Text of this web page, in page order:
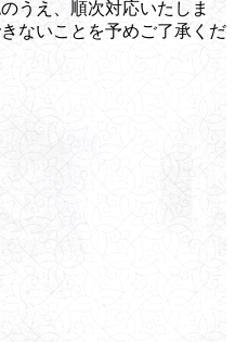
うえ、順次対応いたしま
ないことを予めご了承くだ